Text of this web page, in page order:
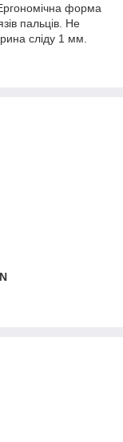
форма
пальців. Не
сліду 1 мм.